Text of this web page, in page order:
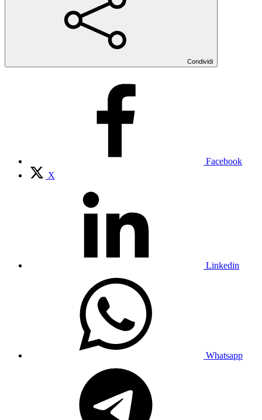
Condividi
Facebook
X
Linkedin
Whatsapp